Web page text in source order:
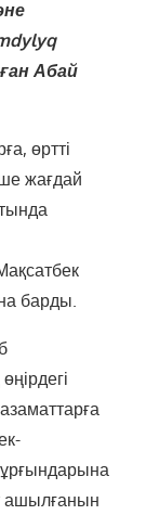
Абай
өртті
жағдай
барды.
ашылғанын